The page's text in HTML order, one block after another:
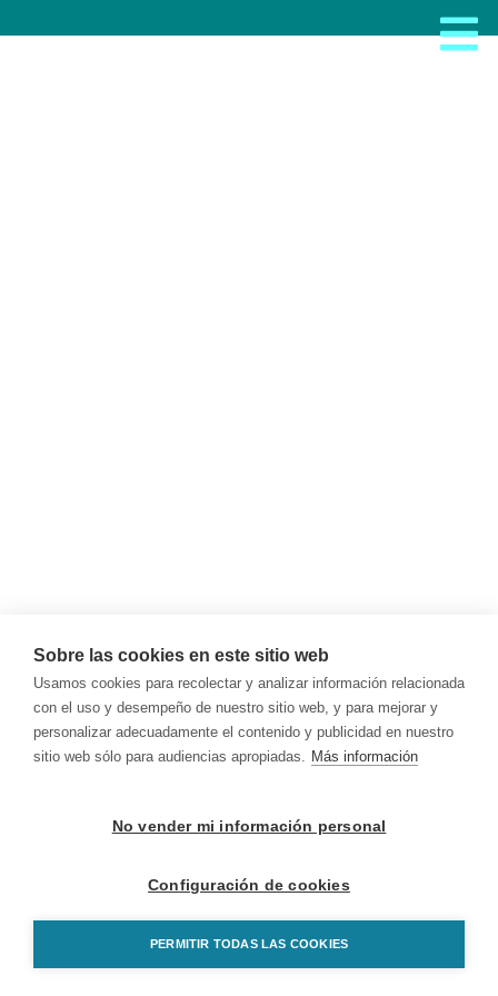
Sobre las cookies en este sitio web
Usamos cookies para recolectar y analizar información relacionada
con el uso y desempeño de nuestro sitio web, y para mejorar y
personalizar adecuadamente el contenido y publicidad en nuestro
sitio web sólo para audiencias apropiadas. Más información
No vender mi información personal
Configuración de cookies
PERMITIR TODAS LAS COOKIES